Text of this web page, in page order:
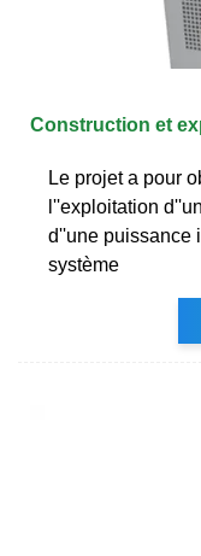
Construction et
Le projet a pour
l''exploitation
d''une puissance
système